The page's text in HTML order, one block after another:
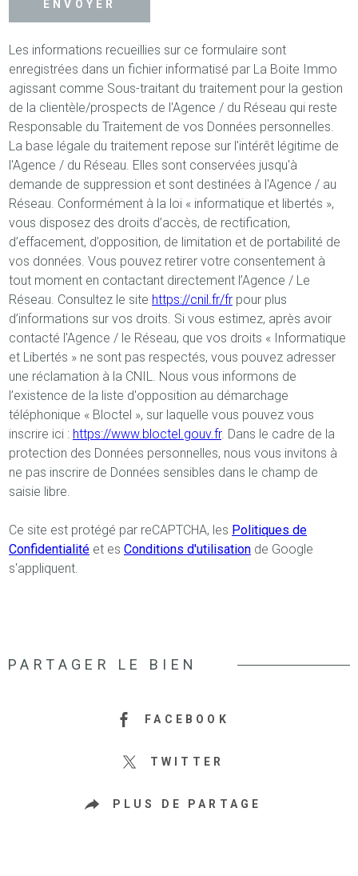
ENVOYER
Les informations recueillies sur ce formulaire sont
enregistrées dans un fichier informatisé par La Boite Immo
agissant comme Sous-traitant du traitement pour la gestion
de la clientèle/prospects de l'Agence / du Réseau qui reste
Responsable du Traitement de vos Données personnelles.
La base légale du traitement repose sur l'intérêt légitime de
l'Agence / du Réseau. Elles sont conservées jusqu'à
demande de suppression et sont destinées à l'Agence / au
Réseau. Conformément à la loi « informatique et libertés »,
vous disposez des droits d’accès, de rectification,
d’effacement, d’opposition, de limitation et de portabilité de
vos données. Vous pouvez retirer votre consentement à
tout moment en contactant directement l’Agence / Le
Réseau. Consultez le site https://cnil.fr/fr pour plus
d’informations sur vos droits. Si vous estimez, après avoir
contacté l'Agence / le Réseau, que vos droits « Informatique
et Libertés » ne sont pas respectés, vous pouvez adresser
une réclamation à la CNIL. Nous vous informons de
l’existence de la liste d'opposition au démarchage
téléphonique « Bloctel », sur laquelle vous pouvez vous
inscrire ici : https://www.bloctel.gouv.fr. Dans le cadre de la
protection des Données personnelles, nous vous invitons à
ne pas inscrire de Données sensibles dans le champ de
saisie libre.
Ce site est protégé par reCAPTCHA, les Politiques de
Confidentialité et es Conditions d'utilisation de Google
s'appliquent.
PARTAGER LE BIEN
FACEBOOK
TWITTER
PLUS DE PARTAGE